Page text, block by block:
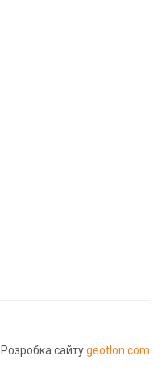
Розробка сайтуgeotlon.com